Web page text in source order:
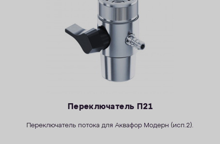
Переключатель П21
Переключатель потока для Аквафор Модерн (исп.2).